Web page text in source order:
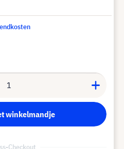
winkelmandje
Checkout